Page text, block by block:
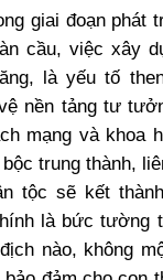
đoạn phát
cầu, việc xây
là yếu tố
nền tảng tư
mạng và khoa
trung thành,
tộc sẽ kết
là bức tường
nào, không